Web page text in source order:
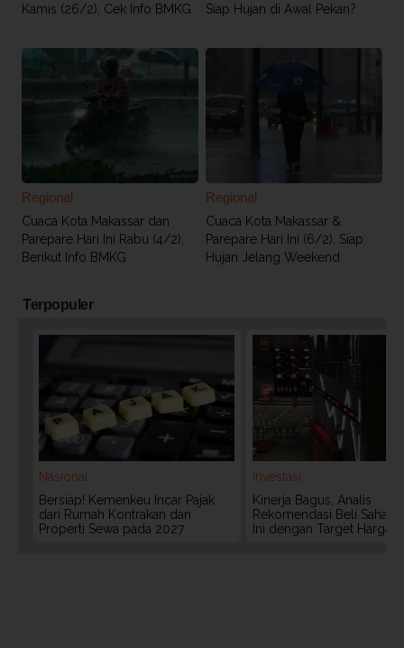
Kamis (26/2), Cek Info BMKG
Siap Hujan di Awal Pekan?
Regional
Cuaca Kota Makassar dan
Parepare Hari Ini Rabu (4/2),
Berikut Info BMKG
Regional
Cuaca Kota Makassar &
Parepare Hari Ini (6/2), Siap
Hujan Jelang Weekend
Terpopuler
Nasional
Bersiap! Kemenkeu Incar Pajak
dari Rumah Kontrakan dan
Properti Sewa pada 2027
Investasi
Kinerja Bagus, Analis
Rekomendasi Beli Saham
Ini dengan Target Harga